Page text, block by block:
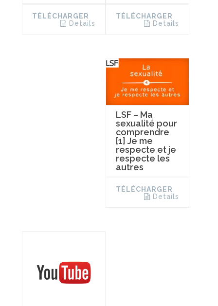
TÉLÉCHARGER
Details
TÉLÉCHARGER
Details
LSF – Ma
sexualité pour
comprendre
[1] Je me
respecte et je
respecte les
autres
TÉLÉCHARGER
Details